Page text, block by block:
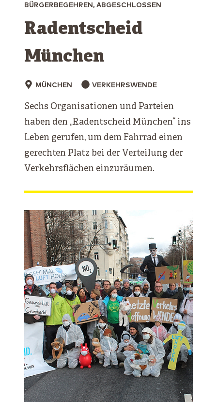
BÜRGERBEGEHREN, ABGESCHLOSSEN
Radentscheid
München
MÜNCHEN VERKEHRSWENDE
Sechs Organisationen und Parteien
haben den „Radentscheid München“ ins
Leben gerufen, um dem Fahrrad einen
gerechten Platz bei der Verteilung der
Verkehrsflächen einzuräumen.